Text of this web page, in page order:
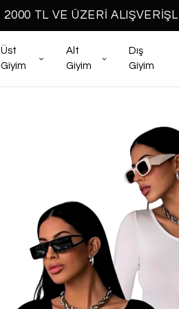
2000 TL VE ÜZERİ
Üst
Giyim
Alt
Giyim
Dış
Giyim